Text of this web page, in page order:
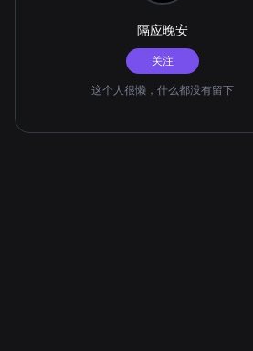
隔应晚安
关注
这个人很懒，什么都没有留下